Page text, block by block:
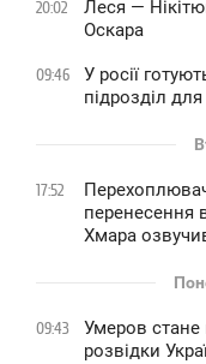
20:02
Леся —
Оскара
09:46
У росії
підрозділ для
17:52
перенесення
Хмара
09:43
Умеров
розвідки